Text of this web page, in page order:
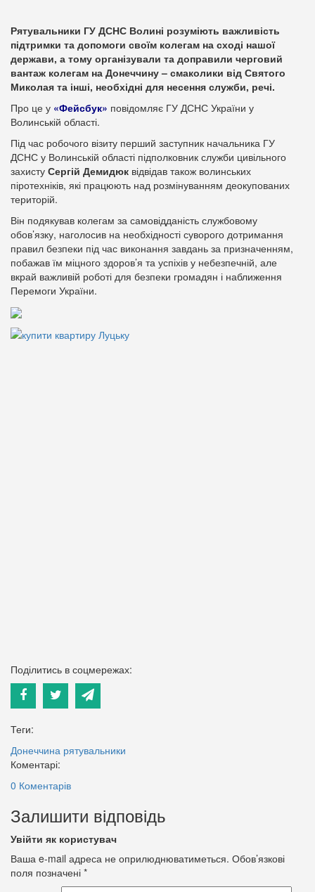
Рятувальники ГУ ДСНС Волині розуміють важливість
підтримки та допомоги своїм колегам на сході нашої
держави, а тому організували та доправили черговий
вантаж колегам на Донеччину – смаколики від Святого
Миколая та інші, необхідні для несення служби, речі.
Про це у «Фейсбук» повідомляє ГУ ДСНС України у
Волинській області.
Під час робочого візиту перший заступник начальника ГУ
ДСНС у Волинській області підполковник служби цивільного
захисту Сергій Демидюк відвідав також волинських
піротехніків, які працюють над розмінуванням деокупованих
територій.
Він подякував колегам за самовідданість службовому
обов’язку, наголосив на необхідності суворого дотримання
правил безпеки під час виконання завдань за призначенням,
побажав їм міцного здоров’я та успіхів у небезпечній, але
вкрай важливій роботі для безпеки громадян і наближення
Перемоги України.
Поділитись в соцмережах:
Теги:
Донеччина рятувальники
Коментарі:
0 Коментарів
Залишити відповідь
Увійти як користувач
Ваша e-mail адреса не оприлюднюватиметься. Обов’язкові
поля позначені *